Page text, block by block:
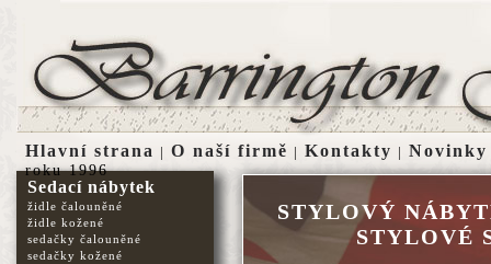
STYLOVÝ
STYLOVÉ
Sedací nábytek
židle čalouněné
židle kožené
sedačky čalouněné
sedačky kožené
Hlavní strana | O naší firmě | Kontakty | Novinky
roku 1996